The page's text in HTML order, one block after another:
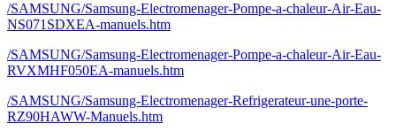
/SAMSUNG/Samsung-Electromenager-Pompe-a-chaleur-Air-Eau-
NS071SDXEA-manuels.htm
/SAMSUNG/Samsung-Electromenager-Pompe-a-chaleur-Air-Eau-
RVXMHF050EA-manuels.htm
/SAMSUNG/Samsung-Electromenager-Refrigerateur-une-porte-
RZ90HAWW-Manuels.htm